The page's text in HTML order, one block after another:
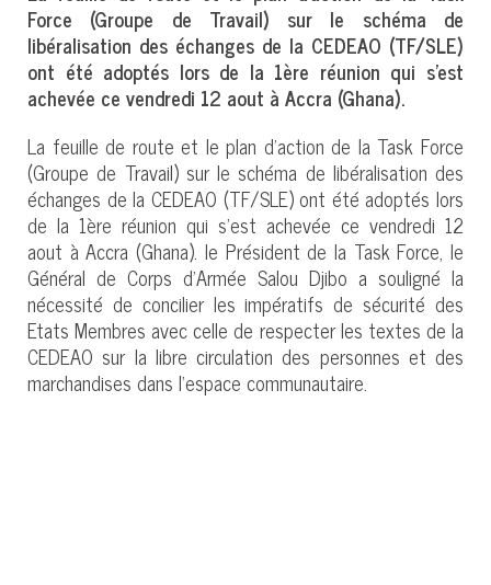
Force (Groupe de Travail) sur le schéma de
libéralisation des échanges de la CEDEAO (TF/SLE)
ont été adoptés lors de la 1ère réunion qui s’est
achevée ce vendredi 12 aout à Accra (Ghana).
La feuille de route et le plan d’action de la Task Force
(Groupe de Travail) sur le schéma de libéralisation des
échanges de la CEDEAO (TF/SLE) ont été adoptés lors
de la 1ère réunion qui s’est achevée ce vendredi 12
aout à Accra (Ghana). le Président de la Task Force, le
Général de Corps d’Armée Salou Djibo a souligné la
nécessité de concilier les impératifs de sécurité des
Etats Membres avec celle de respecter les textes de la
CEDEAO sur la libre circulation des personnes et des
marchandises dans l’espace communautaire.